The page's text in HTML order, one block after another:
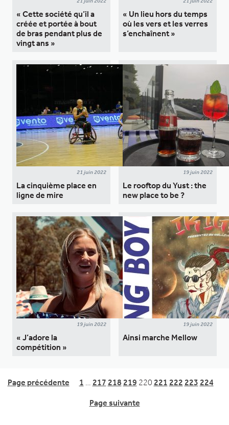
« Cette société qu’il a
créée et portée à bout
de bras pendant plus de
vingt ans »
« Un lieu hors du temps
où les vers et les verres
s’enchaînent »
21 juin 2022
La cinquième place en
ligne de mire
19 juin 2022
Le rooftop du Yust : the
new place to be ?
19 juin 2022
« J’adore la
compétition »
19 juin 2022
Ainsi marche Mellow
Page précédente 1 217 218 219 220 221 222 223 224
Page suivante